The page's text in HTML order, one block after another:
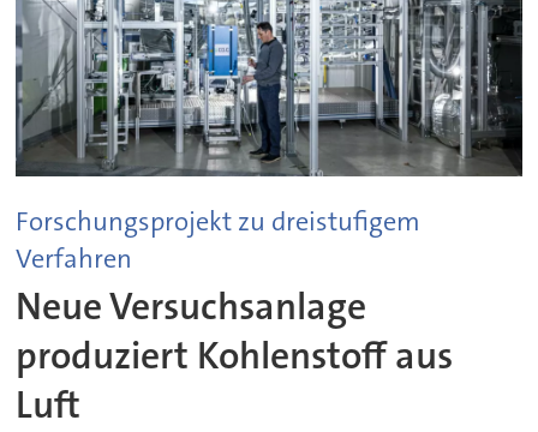
Forschungsprojekt zu dreistufigem
Verfahren
Neue Versuchsanlage
produziert Kohlenstoff aus
Luft